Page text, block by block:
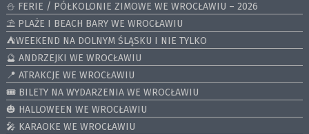
⛄️ FERIE / PÓŁKOLONIE ZIMOWE WE WROCŁAWIU – 2026
⛱️ PLAŻE I BEACH BARY WE WROCŁAWIU
⛺️WEEKEND NA DOLNYM ŚLĄSKU I NIE TYLKO
🔮 ANDRZEJKI WE WROCŁAWIU
📍 ATRAKCJE WE WROCŁAWIU
🎟️ BILETY NA WYDARZENIA WE WROCŁAWIU
🎃 HALLOWEEN WE WROCŁAWIU
🎤 KARAOKE WE WROCŁAWIU